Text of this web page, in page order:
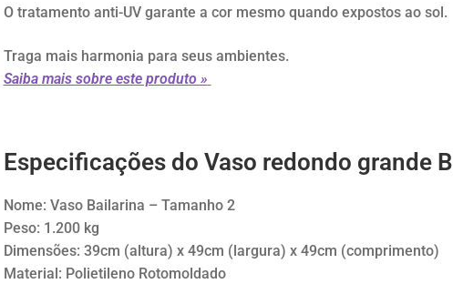
O tratamento anti-UV garante a cor mesmo quando expostos ao sol.
Traga mais harmonia para seus ambientes.
Saiba mais sobre este produto »
Especificações do Vaso redondo grande
Nome: Vaso Bailarina – Tamanho 2
Peso: 1.200 kg
Dimensões: 39cm (altura) x 49cm (largura) x 49cm (comprimento)
Material: Polietileno Rotomoldado